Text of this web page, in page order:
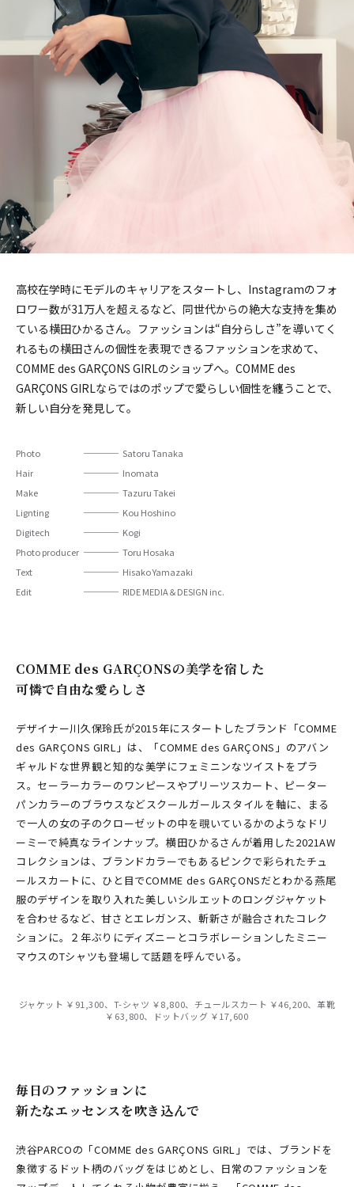
高校在学時にモデルのキャリアをスタートし、Instagramのフォ
ロワー数が31万人を超えるなど、同世代からの絶大な支持を集め
ている横田ひかるさん。ファッションは“自分らしさ”を導いてく
れるもの――横田さんの個性を表現できるファッションを求めて、
COMME des GARÇONS GIRLのショップへ。COMME des
GARÇONS GIRLならではのポップで愛らしい個性を纏うことで、
新しい自分を発見して。
Photo
Satoru Tanaka
Hair
Inomata
Make
Tazuru Takei
Lignting
Kou Hoshino
Digitech
Kogi
Photo producer
Toru Hosaka
Text
Hisako Yamazaki
Edit
RIDE MEDIA＆DESIGN inc.
COMME des GARÇONSの美学を宿した
可憐で自由な愛らしさ
デザイナー川久保玲氏が2015年にスタートしたブランド「COMME
des GARÇONS GIRL」は、「COMME des GARÇONS」のアバン
ギャルドな世界観と知的な美学にフェミニンなツイストをプラ
ス。セーラーカラーのワンピースやプリーツスカート、ピーター
パンカラーのブラウスなどスクールガールスタイルを軸に、まる
で一人の女の子のクローゼットの中を覗いているかのようなドリ
ーミーで純真なラインナップ。横田ひかるさんが着用した2021AW
コレクションは、ブランドカラーでもあるピンクで彩られたチュ
ールスカートに、ひと目でCOMME des GARÇONSだとわかる燕尾
服のデザインを取り入れた美しいシルエットのロングジャケット
を合わせるなど、甘さとエレガンス、斬新さが融合されたコレク
ションに。２年ぶりにディズニーとコラボレーションしたミニー
マウスのTシャツも登場して話題を呼んでいる。
ジャケット ￥91,300、T-シャツ ￥8,800、チュールスカート ￥46,200、革靴
￥63,800、ドットバッグ ￥17,600
毎日のファッションに
新たなエッセンスを吹き込んで
渋谷PARCOの「COMME des GARÇONS GIRL」では、ブランドを
象徴するドット柄のバッグをはじめとし、日常のファッションを